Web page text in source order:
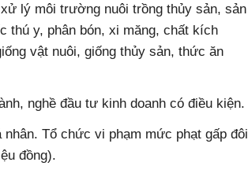
lý môi trường nuôi trồng thủy sản, sản
thú y, phân bón, xi măng, chất kích
vật nuôi, giống thủy sản, thức ăn
nghề đầu tư kinh doanh có điều kiện.
Tổ chức vi phạm mức phạt gấp đôi
đồng).